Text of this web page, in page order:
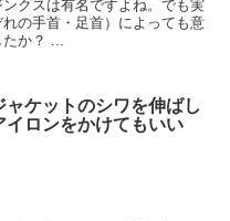
クスは有名ですよね。でも実
の手首・足首）によっても意
か？ ...
ャケットのシワを伸ばし
イロンをかけてもいい